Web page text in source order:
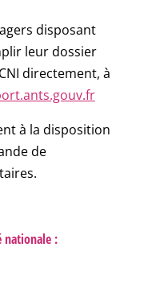
disposant
leur dossier
directement, à
à la disposition
de
nationale :